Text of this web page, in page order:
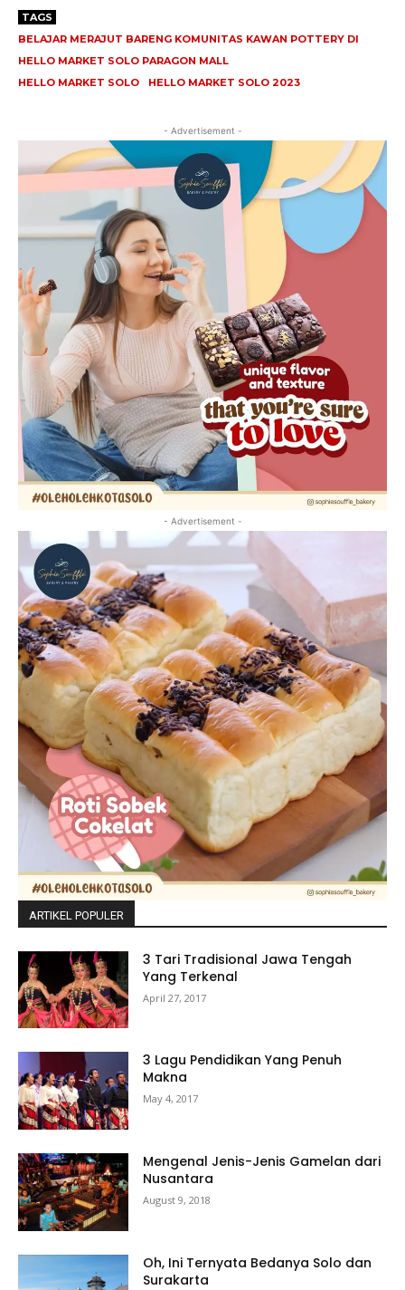
TAGS
BELAJAR MERAJUT BARENG KOMUNITAS KAWAN POTTERY DI
HELLO MARKET SOLO PARAGON MALL
HELLO MARKET SOLO
HELLO MARKET SOLO 2023
- Advertisement -
- Advertisement -
ARTIKEL POPULER
3 Tari Tradisional Jawa Tengah
Yang Terkenal
April 27, 2017
3 Lagu Pendidikan Yang Penuh
Makna
May 4, 2017
Mengenal Jenis-Jenis Gamelan dari
Nusantara
August 9, 2018
Oh, Ini Ternyata Bedanya Solo dan
Surakarta